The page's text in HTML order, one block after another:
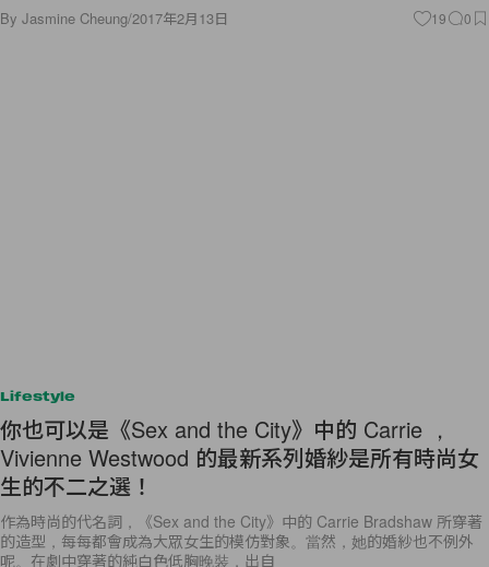
By Jasmine Cheung/2017年2月13日 19 0
Lifestyle
你也可以是《Sex and the City》中的 Carrie ，
Vivienne Westwood 的最新系列婚紗是所有時尚女
生的不二之選！
作為時尚的代名詞，《Sex and the City》中的 Carrie Bradshaw 所穿著
的造型，每每都會成為大眾女生的模仿對象。當然，她的婚紗也不例外
呢。在劇中穿著的純白色低胸晚裝，出自